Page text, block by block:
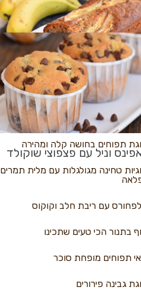
פיצה
בננות
וניל עם פצפוצי שוקולד
נקראים
תפוחים בחושה קלה ומהירה
טחינה מגולגלות עם מלית תמרים
עם ריבת חלב וקוקוס
בתנור הכי טעים שתכינו
תפוחים מופחת סוכר
גבינה פירורים